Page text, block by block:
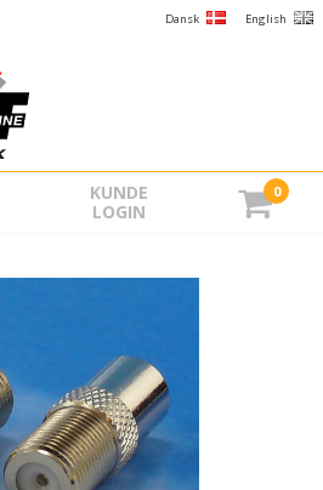
Dansk English
KUNDE
LOGIN
0